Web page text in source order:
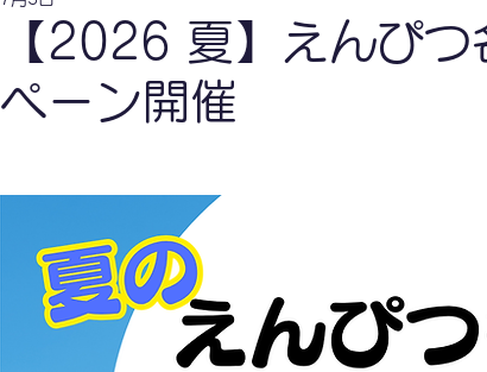
【2026 夏】えんぴ
ペーン開催